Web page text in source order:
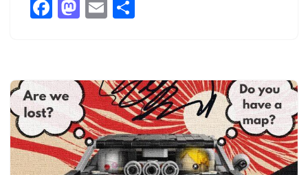
F
e
b
o
o
k
M
o
d
o
n
E
di
vi
di